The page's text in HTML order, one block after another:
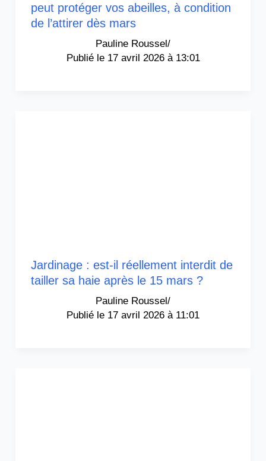
peut protéger vos abeilles, à condition
de l’attirer dès mars
Pauline Roussel/
17 avril 2026 à 13:01
Jardinage : est-il réellement interdit de
tailler sa haie après le 15 mars ?
Pauline Roussel/
17 avril 2026 à 11:01